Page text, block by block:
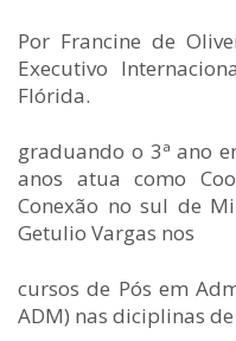
Por Francine de
Executivo
Flórida.
graduando o 3ª ano
anos atua como
Conexão no sul de
Getulio Vargas nos
cursos de Pós em
ADM) nas diciplinas